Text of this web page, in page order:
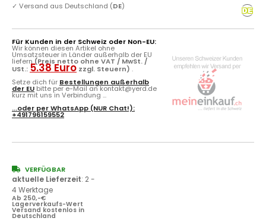
✓ Versand aus Deutschland (DE)
Für Kunden in der Schweiz oder Non-EU:
Wir können diesen Artikel ohne
Umsatzsteuer in Länder außerhalb der EU
liefern (Preis netto ohne VAT / MwSt. /
USt.: 5.38 Euro zzgl. Steuern) .
Setze dich für Bestellungen außerhalb
der EU bitte per e-Mail an kontakt@yerd.de
kurz mit uns in Verbindung ...
...oder perWhatsApp (NUR Chat!):
+491796159552
VERFÜGBAR
aktuelle Lieferzeit: 2 -
4 Werktage
Ab 250,-€
Lagerverkaufs-Wert
Versand kostenlos in
Deutschland